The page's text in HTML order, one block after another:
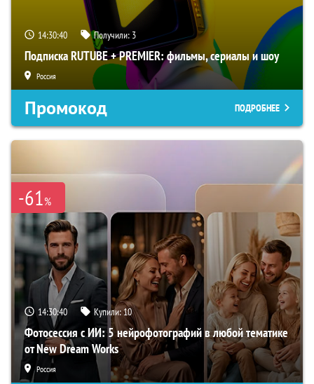
14:30:39 Получили: 3
Подписка RUTUBE + PREMIER: фильмы, сериалы и шоу
Россия
Промокод ПОДРОБНЕЕ
-61%
14:30:39 Купили:10
Фотосессия с ИИ: 5 нейрофотографий в любой тематике
от New Dream Works
Россия